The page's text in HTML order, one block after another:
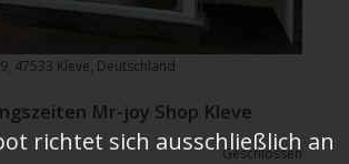
47533 Kleve, Deutschland
Mr-joy Shop Kleve
Geschlossen
richtet sich ausschließlich an